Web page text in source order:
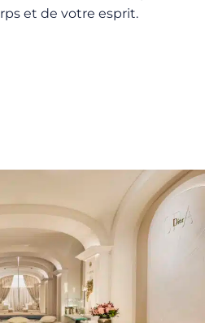
et de votre esprit.